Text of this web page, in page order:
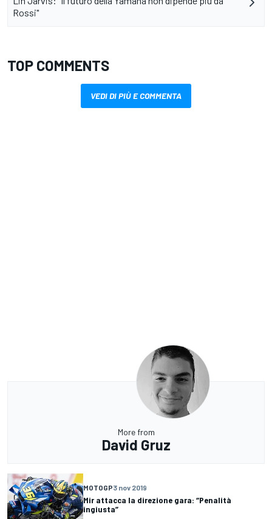
Rossi"
TOP COMMENTS
VEDI DI PIÙ E COMMENTA
More from
David Gruz
MOTOGP3 nov 2019
Mir attacca la direzione gara: “Penalità
ingiusta”